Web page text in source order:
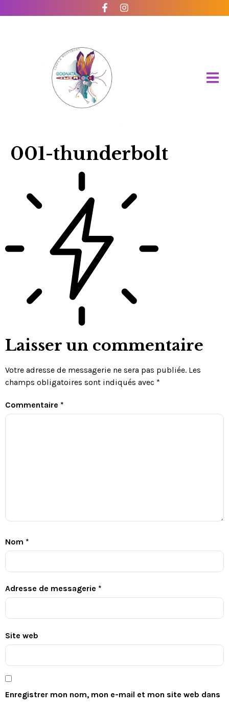
001-thunderbolt
Laisser un commentaire
Votre adresse de messagerie ne sera pas publiée. Les
champs obligatoires sont indiqués avec *
Commentaire *
Nom *
Adresse de messagerie *
Site web
Enregistrer mon nom, mon e-mail et mon site web dans